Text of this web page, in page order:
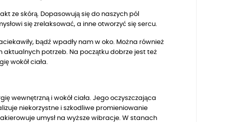
ze skórą. Dopasowują się do naszych pól
się zrelaksować, a inne otworzyć się sercu.
bądź wpadły nam w oko. Można również
potrzeb. Na początku dobrze jest też
wokół ciała.
wewnętrzną i wokół ciała. Jego oczyszczająca
niekorzystne i szkodliwe promieniowanie
umysł na wyższe wibracje. W stanach